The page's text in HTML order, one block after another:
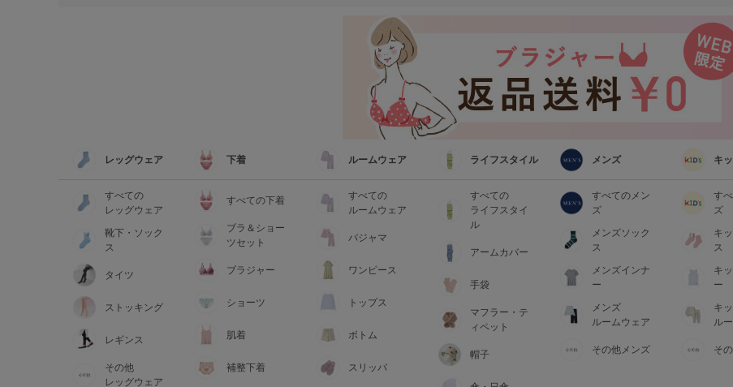
レッグウェア
すべての
レッグウェア
靴下・ソック
ス
タイツ
ストッキング
レギンス
その他
レッグウェア
下着
すべての下着
ブラ＆ショー
ツセット
ブラジャー
ショーツ
肌着
補整下着
ルームウェア
すべての
ルームウェア
パジャマ
ワンピース
トップス
ボトム
スリッパ
ライフスタイル
すべての
ライフスタイ
ル
アームカバー
手袋
マフラー・テ
ィペット
帽子
メンズ
すべてのメン
ズ
メンズソック
ス
メンズインナ
ー
メンズ
ルームウェア
その他メンズ
キ
す
ズ
キ
ス
キ
ー
キ
ル
そ